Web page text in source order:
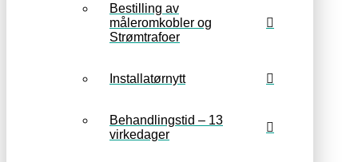
Bestilling av
måleromkobler og
Strømtrafoer
Installatørnytt
Behandlingstid – 13
virkedager